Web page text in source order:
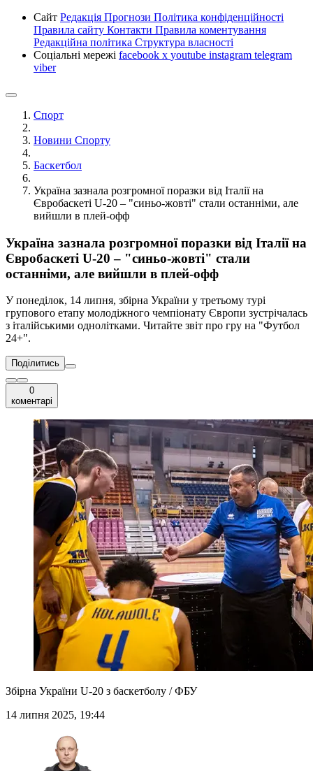
Сайт Редакція Прогнози Політика конфіденційності
Правила сайту Контакти Правила коментування
Редакційна політика Структура власності
Соціальні мережі facebook x youtube instagram telegram
viber
Спорт
Новини Спорту
Баскетбол
Україна зазнала розгромної поразки від Італії на
Євробаскеті U-20 – "синьо-жовті" стали останніми, але
вийшли в плей-офф
Україна зазнала розгромної поразки від Італії на
Євробаскеті U-20 – "синьо-жовті" стали
останніми, але вийшли в плей-офф
У понеділок, 14 липня, збірна України у третьому турі
групового етапу молодіжного чемпіонату Європи зустрічалась
з італійськими однолітками. Читайте звіт про гру на "Футбол
24+".
Поділитись
0
коментарі
Збірна України U-20 з баскетболу / ФБУ
14 липня 2025, 19:44